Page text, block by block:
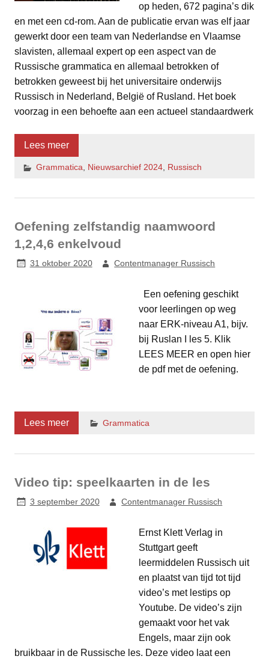
op heden, 672 pagina’s dik
en met een cd-rom. Aan de publicatie ervan was elf jaar
gewerkt door een team van Nederlandse en Vlaamse
slavisten, allemaal expert op een aspect van de
Russische grammatica en allemaal betrokken of
betrokken geweest bij het universitaire onderwijs
Russisch in Nederland, België of Rusland. Het boek
voorzag in een behoefte aan een actueel standaardwerk
Lees meer
Grammatica, Nieuwsarchief 2024, Russisch
Oefening zelfstandig naamwoord
1,2,4,6 enkelvoud
31 oktober 2020 Contentmanager Russisch
Een oefening geschikt
voor leerlingen op weg
naar ERK-niveau A1, bijv.
bij Ruslan I les 5. Klik
LEES MEER en open hier
de pdf met de oefening.
Lees meer Grammatica
Video tip: speelkaarten in de les
3 september 2020 Contentmanager Russisch
Ernst Klett Verlag in
Stuttgart geeft
leermiddelen Russisch uit
en plaatst van tijd tot tijd
video’s met lestips op
Youtube. De video’s zijn
gemaakt voor het vak
Engels, maar zijn ook
bruikbaar in de Russische les. Deze video laat een